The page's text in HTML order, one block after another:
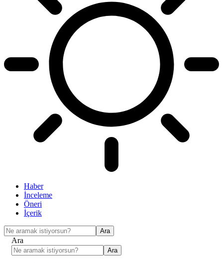
Haber
İnceleme
Öneri
İçerik
Ara